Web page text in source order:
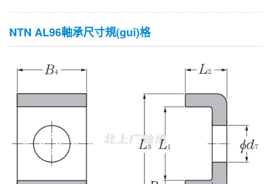
NTN AL96軸承尺寸規(guī)格